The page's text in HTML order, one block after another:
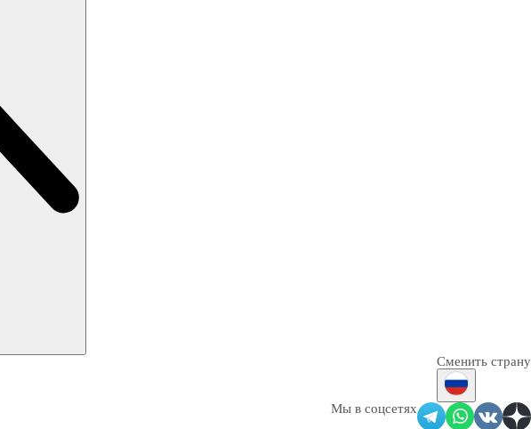
Сменить страну
Мы в соцсетях